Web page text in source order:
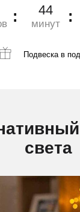
44
минут
Подвескав
света